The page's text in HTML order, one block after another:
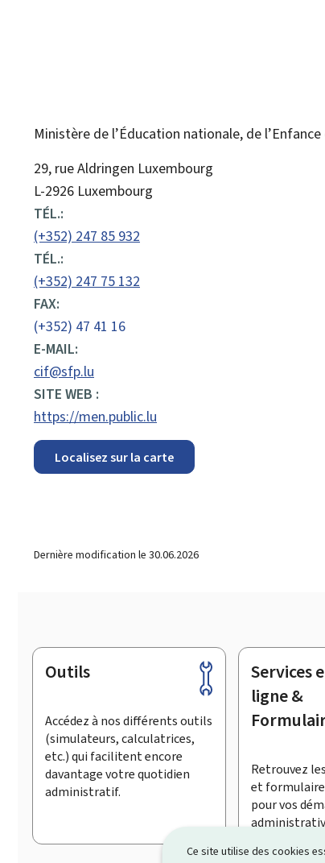
Ce site utilise des cookies
Ministère de l’Éducation nationale, de
ADRESSE
:
29, rue Aldringen Luxembourg
L-2926 Luxembourg
TÉL.:
(+352) 247 85 932
TÉL.:
(+352) 247 75 132
FAX:
(+352) 47 41 16
E-MAIL:
cif@sfp.lu
SITE WEB :
https://men.public.lu
Localisez sur la carte
Dernière modification le 30.06.2026
Pied
page
Outils
Accédez à nos différents outils
(simulateurs, calculatrices,
etc.) qui facilitent encore
davantage votre quotidien
administratif.
Services
ligne &
Retrouvez
et
pour vos